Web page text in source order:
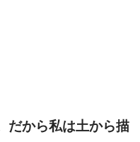
だから私は土から描